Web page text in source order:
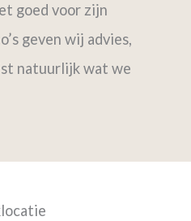
goed voor zijn
geven wij advies,
natuurlijk wat we